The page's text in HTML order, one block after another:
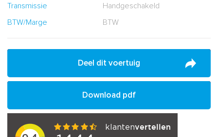
Transmissie
Handgeschakeld
BTW/Marge
BTW
Deel dit voertuig
Download pdf